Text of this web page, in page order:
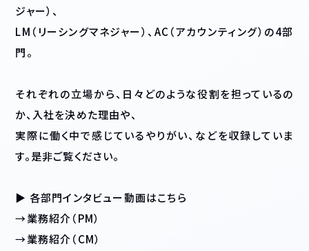
ジャー）、
LM（リーシングマネジャー）、AC（アカウンティング）の4部
門。
それぞれの立場から、日々どのような役割を担っているの
か、入社を決めた理由や、
実際に働く中で感じているやりがい、などを収録していま
す。是非ご覧ください。
▶ 各部門インタビュー動画はこちら
→業務紹介（PM）
→業務紹介（CM）